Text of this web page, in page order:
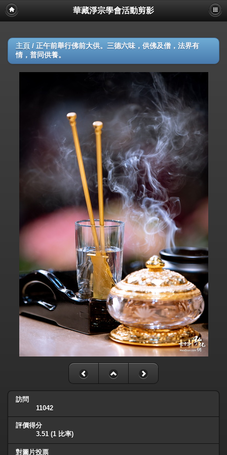
華藏淨宗學會活動剪影
主頁 / 正午前舉行佛前大供。三德六味，供佛及僧，法界有
情，普同供養。
訪問
11042
評價得分
3.51 (1 比率)
對圖片投票